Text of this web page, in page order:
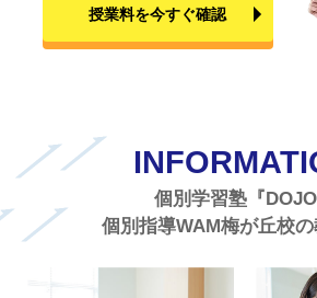
授業料を今すぐ確認
個別学習塾『DOJO
個別指導WAM梅が丘校